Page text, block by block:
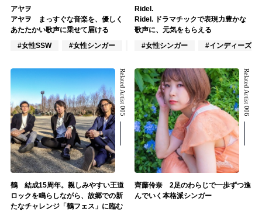
アヤヲ
アヤヲ まっすぐな音楽を、優しく
あたたかい歌声に乗せて届ける
#女性SSW
#女性シンガー #女性シンガーグループ
Ridel.
Ridel. ドラマチックで表現力豊かな
歌声に、元気をもらえる
#女性シンガー
#インディーズ
Related Artist 005
鶴 結成15周年。親しみやすい王道
ロックを鳴らしながら、故郷での新
たなチャレンジ「鶴フェス」に臨む
Related Artist 006
齊藤伶奈 2足のわらじで一歩ずつ進
んでいく本格派シンガー